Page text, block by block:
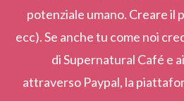
potenziale umano. Creare il
ecc). Se anche tu come noi
di Supernatural Café e
attraverso Paypal, la